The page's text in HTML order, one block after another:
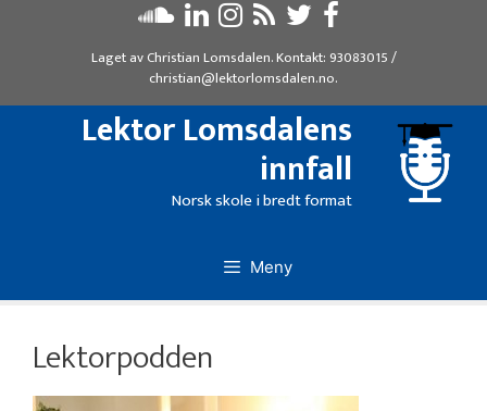
Laget avChristian Lomsdalen. Kontakt: 93083015/
christian@lektorlomsdalen.no.
Lektor Lomsdalens
innfall
Norsk skole i bredt format
Meny
Lektorpodden